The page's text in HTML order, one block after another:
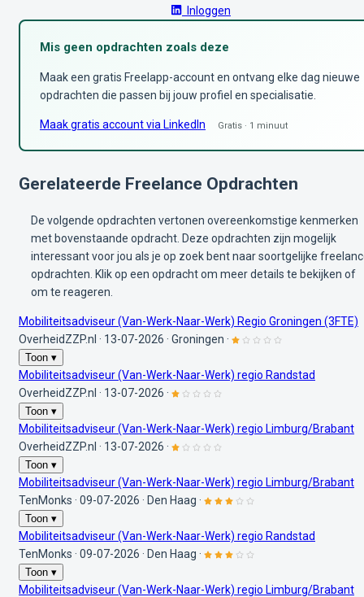
Inloggen
Mis geen opdrachten zoals deze
Maak een gratis Freelapp-account en ontvang elke dag nieuwe
opdrachten die passen bij jouw profiel en specialisatie.
Maak gratis account via LinkedIn Gratis · 1 minuut
Gerelateerde Freelance Opdrachten
De volgende opdrachten vertonen overeenkomstige kenmerken
met bovenstaande opdracht. Deze opdrachten zijn mogelijk
interessant voor jou als je op zoek bent naar soortgelijke
opdrachten. Klik op een opdracht om meer details te bekijken of
om te reageren.
Mobiliteitsadviseur (Van-Werk-Naar-Werk) Regio Groningen (3FTE)
OverheidZZP.nl · 13-07-2026 · Groningen ·
Toon ▾
Mobiliteitsadviseur (Van-Werk-Naar-Werk) regio Randstad
OverheidZZP.nl · 13-07-2026 ·
Toon ▾
Mobiliteitsadviseur (Van-Werk-Naar-Werk) regio Limburg/Brabant
OverheidZZP.nl · 13-07-2026 ·
Toon ▾
Mobiliteitsadviseur (Van-Werk-Naar-Werk) regio Limburg/Brabant
TenMonks · 09-07-2026 · Den Haag ·
Toon ▾
Mobiliteitsadviseur (Van-Werk-Naar-Werk) regio Randstad
TenMonks · 09-07-2026 · Den Haag ·
Toon ▾
Mobiliteitsadviseur (Van-Werk-Naar-Werk) regio Limburg/Brabant